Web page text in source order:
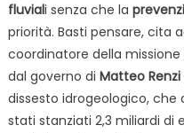
fluviali senza che la
priorità. Basti pensare, cita
coordinatore della
dal governo di Matteo Renzi
dissesto idrogeologico, che
stati stanziati 2,3 miliardi di